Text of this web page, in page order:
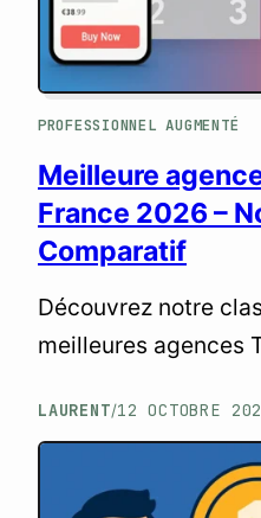
PROFESSIONNEL AUGMENTÉ
Meilleure
France 2026 –
Comparatif
Découvrez notre
meilleures agences
et critères pour
LAURENT/12 OCTOBRE